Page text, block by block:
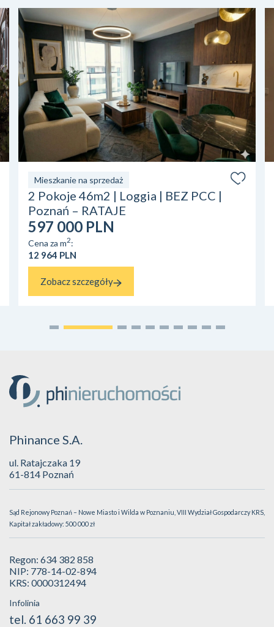
Mieszkanie na sprzedaż
2 Pokoje 46m2 | Loggia | BEZ PCC |
Poznań – RATAJE
597 000 PLN
Cena za m2:
12 964 PLN
Zobacz szczegóły
Phinance S.A.
ul. Ratajczaka 19
61-814 Poznań
Sąd Rejonowy Poznań – Nowe Miasto i Wilda w Poznaniu, VIII Wydział Gospodarczy KRS,
Kapitał zakładowy: 500 000 zł
Regon: 634 382 858
NIP: 778-14-02-894
KRS: 0000312494
Infolinia
tel. 61 663 99 39